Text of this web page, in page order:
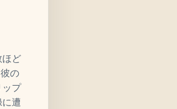
ほど
の
ップ
遭